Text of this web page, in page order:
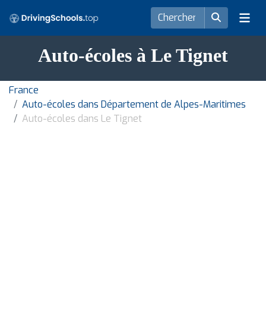
Auto-écoles à Le Tignet
France
Auto-écoles dans Département de Alpes-Maritimes
Auto-écoles dans Le Tignet